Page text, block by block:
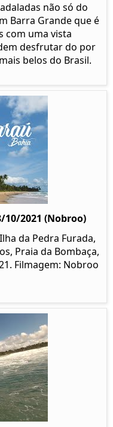
não só do
Barra Grande que é
com uma vista
desfrutar do por
belos do Brasil.
2021 (Nobroo)
da Pedra Furada,
Praia da Bombaça,
Filmagem: Nobroo